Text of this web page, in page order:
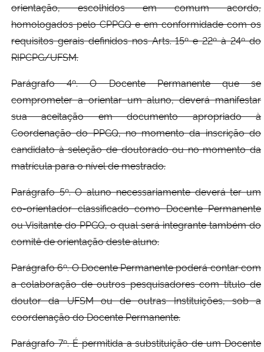
orientação, escolhidos em comum acordo,
homologados pelo CPPGQ e em conformidade com os
requisitos gerais definidos nos Arts. 15º e 22º à 24º do
RIPCPG/UFSM.
Parágrafo 4º. O Docente Permanente que se
comprometer a orientar um aluno, deverá manifestar
sua aceitação em documento apropriado à
Coordenação do PPGQ, no momento da inscrição do
candidato à seleção de doutorado ou no momento da
matrícula para o nível de mestrado.
Parágrafo 5º. O aluno necessariamente deverá ter um
co-orientador classificado como Docente Permanente
ou Visitante do PPGQ, o qual será integrante também do
comitê de orientação deste aluno.
Parágrafo 6º. O Docente Permanente poderá contar com
a colaboração de outros pesquisadores com título de
doutor da UFSM ou de outras Instituições, sob a
coordenação do Docente Permanente.
Parágrafo 7º. É permitida a substituição de um Docente